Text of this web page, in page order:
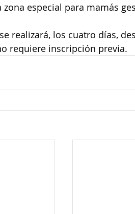
zona especial para mamás
realizará, los cuatro días,
requiere inscripción previa.